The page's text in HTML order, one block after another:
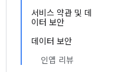
서비스 약관 및 데
이터 보안
데이터 보안
인앱 리뷰